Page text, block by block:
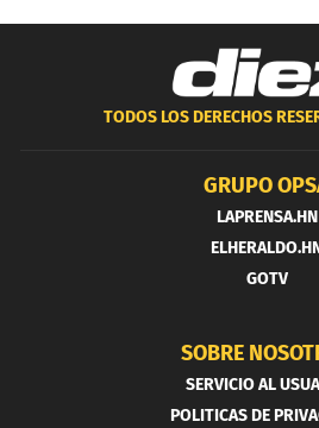
TODOS LOS DERECHOS
GRUPO
LAPRENSA.HN
GOTV
SOBRE
SERVICIO AL
POLITICAS DE